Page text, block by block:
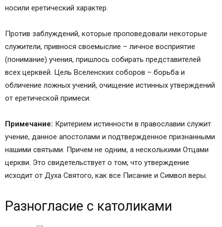
Как зарождалась молитва “Символ веры” и
Место “Символа веры” в современном
Историческая справка
Полный текст с ударениями:
О Боге Едином
Таинство крещения
Видео и аудио запись правильного чтения
молитвы #171;Символ Веры#187;
Статьи на похожие темы:
носили еретический характер.
Против заблуждений, которые проповедовали некоторые
служители, привнося своемыслие – личное восприятие
(понимание) учения, пришлось собирать представителей
всех церквей. Цель Вселенских соборов – борьба и
обличение ложных учений, очищение истинных утверждений
от еретической примеси.
Примечание: Критерием истинности в православии служит
учение, данное апостолами и подтвержденное признанными
нашими святыми. Причем не одним, а несколькими Отцами
церкви. Это свидетельствует о том, что утверждение
исходит от Духа Святого, как все Писание и Символ веры.
Разногласие с католиками